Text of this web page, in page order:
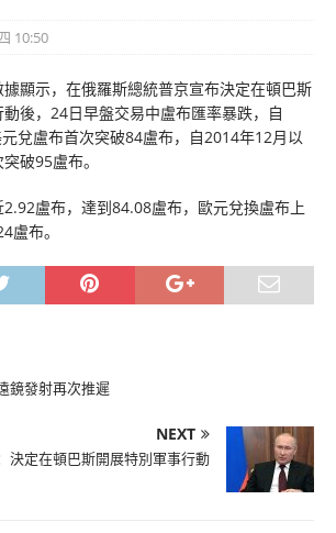
10:50
顯示，在俄羅斯總統普京宣布決定在頓巴斯
後，24日早盤交易中盧布匯率暴跌，自
兌盧布首次突破84盧布，自2014年12月以
破95盧布。
盧布，達到84.08盧布，歐元兌換盧布上
盧布。
鏡發射再次推遲
NEXT
決定在頓巴斯開展特別軍事行動